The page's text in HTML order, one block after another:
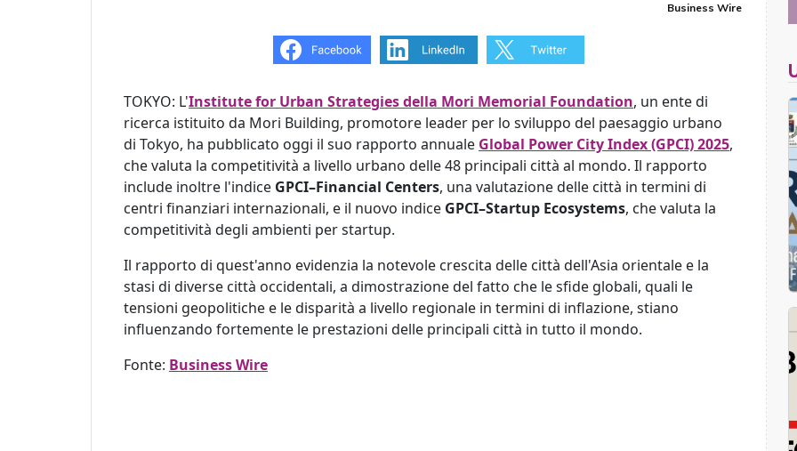
Business Wire
TOKYO: L'Institute for Urban Strategies della Mori Memorial Foundation, un ente di
ricerca istituito da Mori Building, promotore leader per lo sviluppo del paesaggio urbano
di Tokyo, ha pubblicato oggi il suo rapporto annuale Global Power City Index (GPCI) 2025,
che valuta la competitività a livello urbano delle 48 principali città al mondo. Il rapporto
include inoltre l'indice GPCI–Financial Centers, una valutazione delle città in termini di
centri finanziari internazionali, e il nuovo indice GPCI–Startup Ecosystems, che valuta la
competitività degli ambienti per startup.
Il rapporto di quest'anno evidenzia la notevole crescita delle città dell'Asia orientale e la
stasi di diverse città occidentali, a dimostrazione del fatto che le sfide globali, quali le
tensioni geopolitiche e le disparità a livello regionale in termini di inflazione, stiano
influenzando fortemente le prestazioni delle principali città in tutto il mondo.
Fonte: Business Wire